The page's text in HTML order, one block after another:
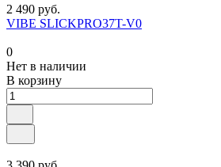
2 490 руб.
VIBE SLICKPRO37T-V0
0
Нет в наличии
В корзину